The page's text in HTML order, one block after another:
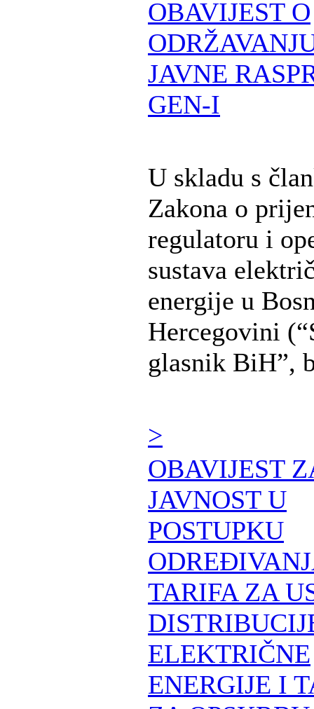
OBAVIJEST O
JAVNE
GEN-I
U skladu s
Zakona o
regulatoru i
sustava
energije u
Hercegovini
glasnik BiH”,
>
OBAVIJEST
JAVNOST U
POSTUPKU
TARIFA ZA
ELEKTRIČNE
ENERGIJE I